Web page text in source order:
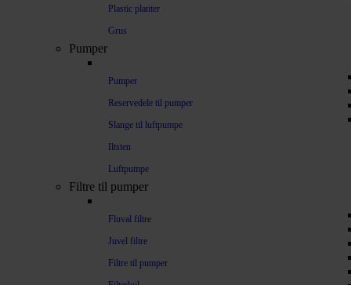
Plastic planter
Grus
Pumper
Pumper
Reservedele til pumper
Slange til luftpumpe
Iltsten
Luftpumpe
Filtre til pumper
Fluval filtre
Juvel filtre
Filtre til pumper